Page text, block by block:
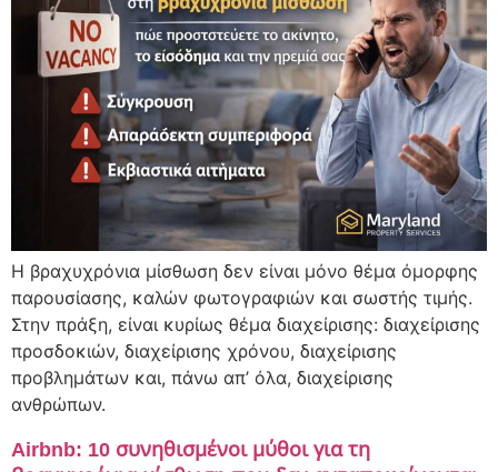
Η βραχυχρόνια μίσθωση δεν είναι μόνο θέμα όμορφης
παρουσίασης, καλών φωτογραφιών και σωστής τιμής.
Στην πράξη, είναι κυρίως θέμα διαχείρισης: διαχείρισης
προσδοκιών, διαχείρισης χρόνου, διαχείρισης
προβλημάτων και, πάνω απ’ όλα, διαχείρισης
ανθρώπων.
Airbnb: 10 συνηθισμένοι μύθοι για τη